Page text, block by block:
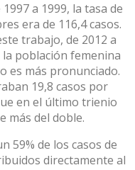
a 1999, la tasa de
era de 116,4 casos.
trabajo, de 2012 a
la población femenina
es más pronunciado.
19,8 casos por
en el último trienio
más del doble.
59% de los casos de
directamente al